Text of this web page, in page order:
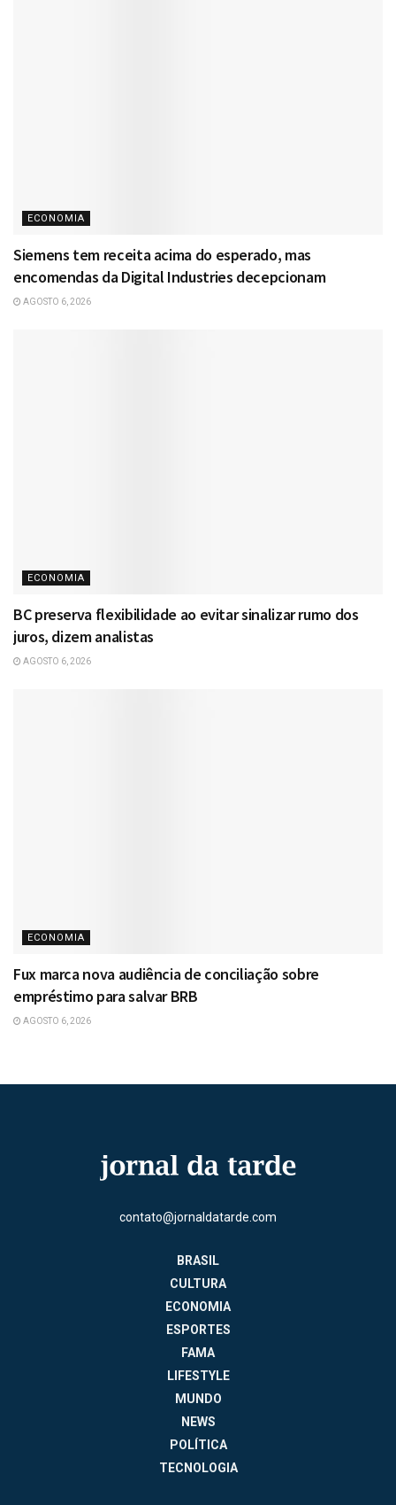
ECONOMIA
Siemens tem receita acima do esperado, mas
encomendas da Digital Industries decepcionam
AGOSTO 6, 2026
ECONOMIA
BC preserva flexibilidade ao evitar sinalizar rumo dos
juros, dizem analistas
AGOSTO 6, 2026
ECONOMIA
Fux marca nova audiência de conciliação sobre
empréstimo para salvar BRB
AGOSTO 6, 2026
contato@jornaldatarde.com
BRASIL
CULTURA
ECONOMIA
ESPORTES
FAMA
LIFESTYLE
MUNDO
NEWS
POLÍTICA
TECNOLOGIA